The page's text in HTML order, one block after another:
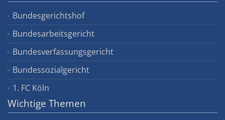
Bundesgerichtshof
Bundesarbeitsgericht
Bundesverfassungsgericht
Bundessozialgericht
1. FC Köln
Wichtige Themen